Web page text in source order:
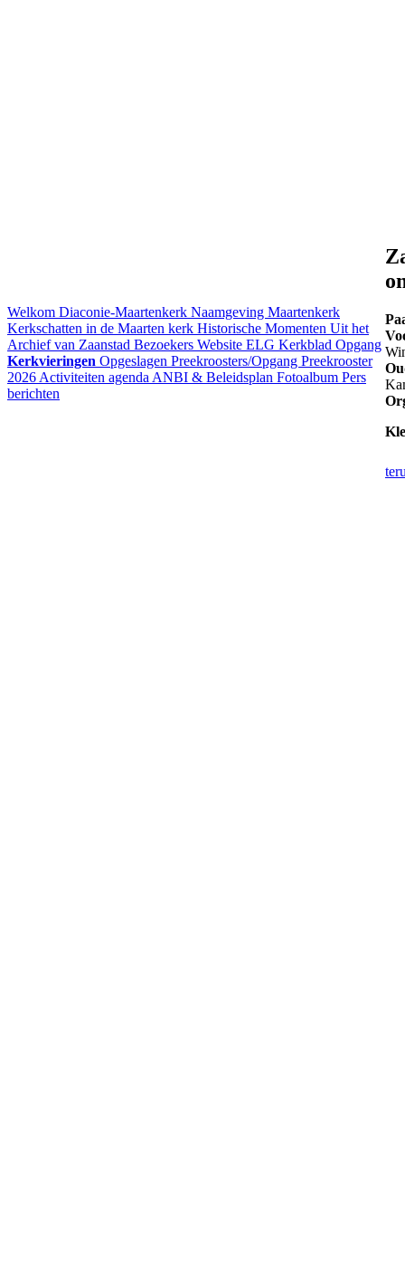
Welkom Diaconie-Maartenkerk Naamgeving Maartenkerk
Kerkschatten in de Maarten kerk Historische Momenten Uit het
Archief van Zaanstad Bezoekers Website ELG Kerkblad Opgang
Kerkvieringen Opgeslagen Preekroosters/Opgang Preekrooster
2026 Activiteiten agenda ANBI & Beleidsplan Fotoalbum Pers
berichten